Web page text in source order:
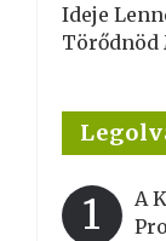
Ideje
Törődnöd
1
A